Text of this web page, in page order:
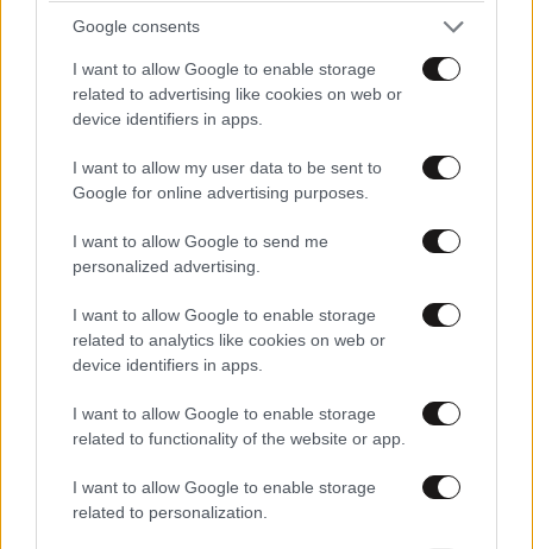
Google consents
I want to allow Google to enable storage
related to advertising like cookies on web or
device identifiers in apps.
I want to allow my user data to be sent to
Google for online advertising purposes.
I want to allow Google to send me
personalized advertising.
I want to allow Google to enable storage
related to analytics like cookies on web or
device identifiers in apps.
I want to allow Google to enable storage
related to functionality of the website or app.
I want to allow Google to enable storage
related to personalization.
ευτυχίας δεδομένη»